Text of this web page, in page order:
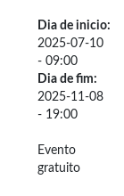
Dia de inicio:
2025-07-10
- 09:00
Dia de fim:
2025-11-08
- 19:00
Evento
gratuito